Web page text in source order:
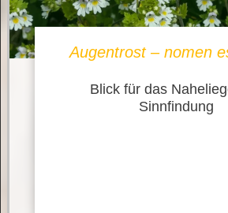
Augentrost – nomen
Blick für das
Sinnfindung